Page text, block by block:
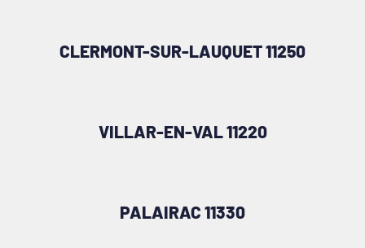
CLERMONT-SUR-LAUQUET 11250
VILLAR-EN-VAL 11220
PALAIRAC 11330